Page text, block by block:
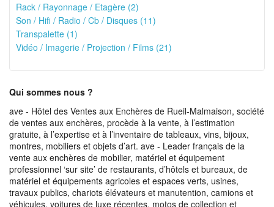
Rack / Rayonnage / Etagère (2)
Son / Hifi / Radio / Cb / Disques (11)
Transpalette (1)
Vidéo / Imagerie / Projection / Films (21)
Qui sommes nous ?
ave - Hôtel des Ventes aux Enchères de Rueil-Malmaison, société
de ventes aux enchères, procède à la vente, à l’estimation
gratuite, à l’expertise et à l’inventaire de tableaux, vins, bijoux,
montres, mobiliers et objets d’art. ave - Leader français de la
vente aux enchères de mobilier, matériel et équipement
professionnel ‘sur site’ de restaurants, d’hôtels et bureaux, de
matériel et équipements agricoles et espaces verts, usines,
travaux publics, chariots élévateurs et manutention, camions et
véhicules, voitures de luxe récentes, motos de collection et